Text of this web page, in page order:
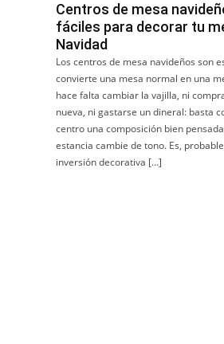
Centros de mesa
fáciles para decorar tu
Navidad
Los centros de mesa navideños son
convierte una mesa normal en una
hace falta cambiar la vajilla, ni
nueva, ni gastarse un dineral: basta
centro una composición bien
estancia cambie de tono. Es,
inversión decorativa […]